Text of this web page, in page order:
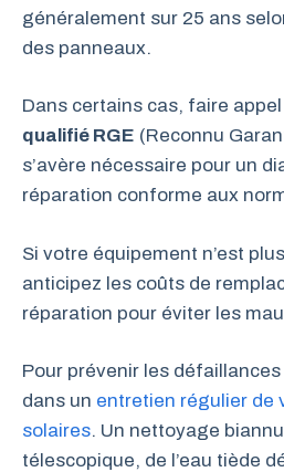
généralement sur 25 ans
des panneaux.
Dans certains cas, faire appel
qualifié RGE (Reconnu
s’avère nécessaire pour un
réparation conforme aux
Si votre équipement n’est
anticipez les coûts de
réparation pour éviter les
Pour prévenir les
dans un entretien régulier de
solaires. Un nettoyage
télescopique, de l’eau tiède